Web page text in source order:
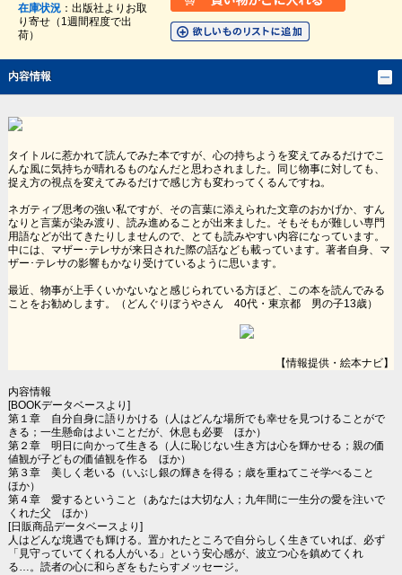
在庫状況：出版社よりお取
り寄せ（1週間程度で出
荷）
内容情報
タイトルに惹かれて読んでみた本ですが、心の持ちようを変えてみるだけでこ
んな風に気持ちが晴れるものなんだと思わされました。同じ物事に対しても、
捉え方の視点を変えてみるだけで感じ方も変わってくるんですね。
ネガティブ思考の強い私ですが、その言葉に添えられた文章のおかげか、すん
なりと言葉が染み渡り、読み進めることが出来ました。そもそもが難しい専門
用語などが出てきたりしませんので、とても読みやすい内容になっています。
中には、マザー･テレサが来日された際の話なども載っています。著者自身、マ
ザー･テレサの影響もかなり受けているように思います。
最近、物事が上手くいかないなと感じられている方ほど、この本を読んでみる
ことをお勧めします。（どんぐりぼうやさん 40代・東京都 男の子13歳）
【情報提供・絵本ナビ】
内容情報
[BOOKデータベースより]
第１章 自分自身に語りかける（人はどんな場所でも幸せを見つけることがで
きる；一生懸命はよいことだが、休息も必要 ほか）
第２章 明日に向かって生きる（人に恥じない生き方は心を輝かせる；親の価
値観が子どもの価値観を作る ほか）
第３章 美しく老いる（いぶし銀の輝きを得る；歳を重ねてこそ学べること
ほか）
第４章 愛するということ（あなたは大切な人；九年間に一生分の愛を注いで
くれた父 ほか）
[日販商品データベースより]
人はどんな境遇でも輝ける。置かれたところで自分らしく生きていれば、必ず
「見守っていてくれる人がいる」という安心感が、波立つ心を鎮めてくれ
る…。読者の心に和らぎをもたらすメッセージ。